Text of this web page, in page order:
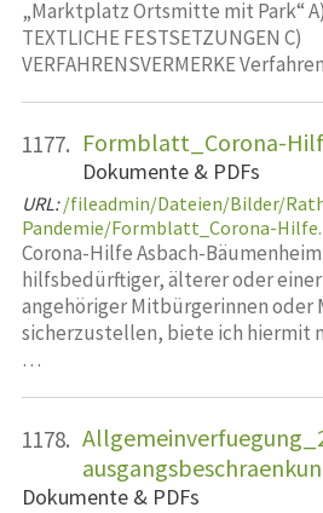
„Marktplatz Ortsmitte mit Park“
TEXTLICHE FESTSETZUNGEN C)
VERFAHRENSVERMERKE
1177. Formblatt_Corona-
Dokumente & PDFs
URL: /fileadmin/Dateien/Bilder/
Pandemie/Formblatt_Corona-
Corona-Hilfe Asbach-
hilfsbedürftiger, älterer oder
angehöriger Mitbürgerinnen oder
sicherzustellen, biete ich hiermit
…
1178.
Dokumente & PDFs